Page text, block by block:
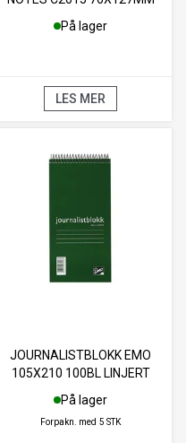
På lager
LES MER
JOURNALISTBLOKK EMO
105X210 100BL LINJERT
På lager
Forpakn. med 5 STK